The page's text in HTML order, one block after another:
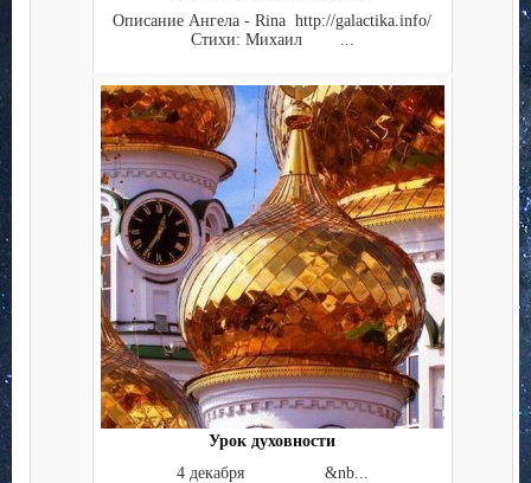
Описание Ангела - Rina http://galactika.info/
Стихи: Михаил ...
Урок духовности
4 декабря &nb...